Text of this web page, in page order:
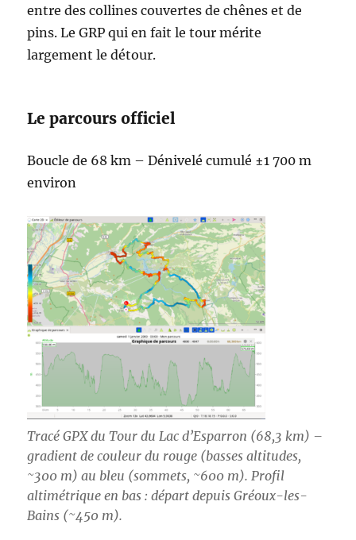
entre des collines couvertes de chênes et de
pins. Le GRP qui en fait le tour mérite
largement le détour.
Le parcours officiel
Boucle de 68 km – Dénivelé cumulé ±1 700 m
environ
Tracé GPX du Tour du Lac d’Esparron (68,3 km) –
gradient de couleur du rouge (basses altitudes,
~300 m) au bleu (sommets, ~600 m). Profil
altimétrique en bas : départ depuis Gréoux-les-
Bains (~450 m).